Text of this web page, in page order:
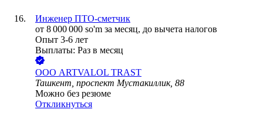
Инженер ПТО-сметчик
от 8 000 000 so'm за месяц, до вычета налогов
Опыт 3-6 лет
Выплаты: Раз в месяц
ООО ARTVALOL TRAST
Ташкент, проспект Мустакиллик, 88
Можно без резюме
Откликнуться